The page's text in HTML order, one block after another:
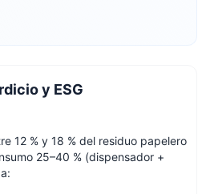
y ESG
12 % y 18 % del residuo papelero
25–40 % (dispensador +